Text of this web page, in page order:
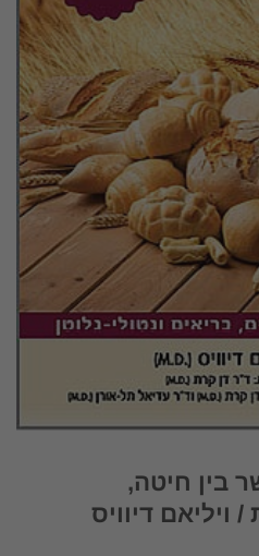
בין חיטה,
ויליאם דיוויס